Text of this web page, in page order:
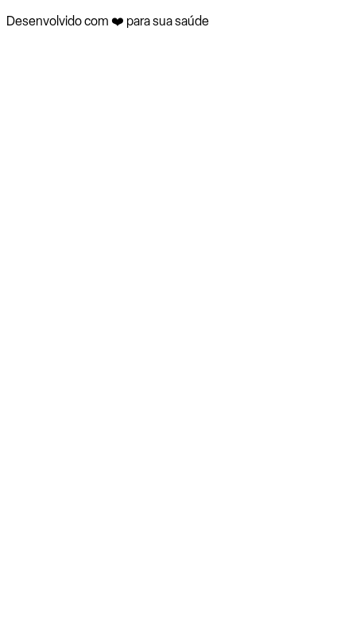
Desenvolvido com ❤️ para sua saúde